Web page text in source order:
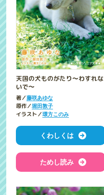
天国の犬ものがたり～わすれな
いで～
著／藤咲あゆな
原作／堀田敦子
イラスト／環方このみ
くわしくは
ためし読み